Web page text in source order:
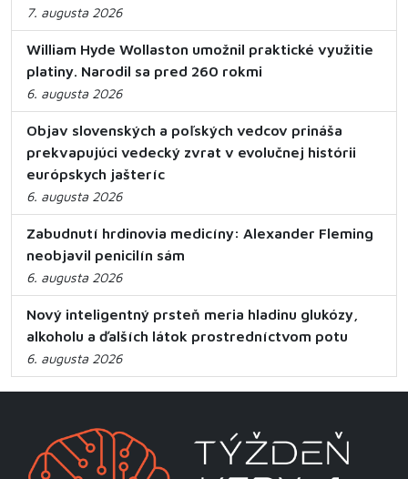
7. augusta 2026
William Hyde Wollaston umožnil praktické využitie
platiny. Narodil sa pred 260 rokmi
6. augusta 2026
Objav slovenských a poľských vedcov prináša
prekvapujúci vedecký zvrat v evolučnej histórii
európskych jašteríc
6. augusta 2026
Zabudnutí hrdinovia medicíny: Alexander Fleming
neobjavil penicilín sám
6. augusta 2026
Nový inteligentný prsteň meria hladinu glukózy,
alkoholu a ďalších látok prostredníctvom potu
6. augusta 2026